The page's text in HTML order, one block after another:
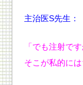
主治医S先生：
「でも注射で
そこが私的には